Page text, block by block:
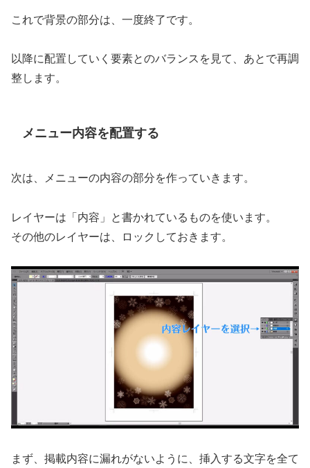
これで背景の部分は、一度終了です。
以降に配置していく要素とのバランスを見て、あとで再調
整します。
メニュー内容を配置する
次は、メニューの内容の部分を作っていきます。
レイヤーは「内容」と書かれているものを使います。
その他のレイヤーは、ロックしておきます。
まず、掲載内容に漏れがないように、挿入する文字を全て